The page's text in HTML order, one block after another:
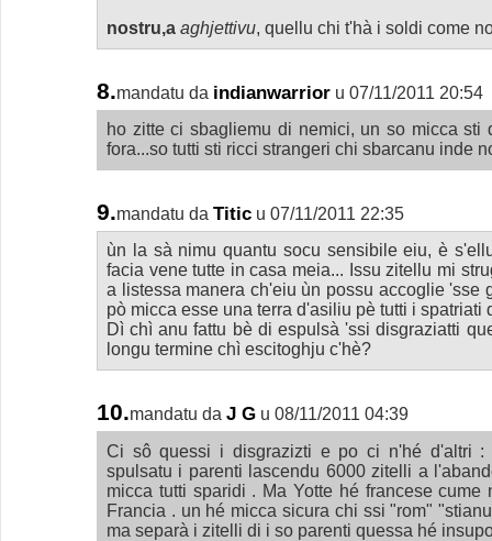
nostru,a aghjettivu, quellu chi t'hà i soldi come
8.mandatu da indianwarrior u 07/11/2011 20:54
ho zitte ci sbagliemu di nemici, un so micca sti
fora...so tutti sti ricci strangeri chi sbarcanu inde
9.mandatu da Titic u 07/11/2011 22:35
ùn la sà nimu quantu socu sensibile eiu, è
facia vene tutte in casa meia... Issu zitellu mi
a listessa manera ch'eiu ùn possu accoglie 'sse
pò micca esse una terra d'asiliu pè tutti i spatriati
Dì chì anu fattu bè di espulsà 'ssi disgraziatti
longu termine chì escitoghju c'hè?
10.mandatu da J G u 08/11/2011 04:39
Ci sô quessi i disgrazizti e po ci n'hé d'altri
spulsatu i parenti lascendu 6000 zitelli a
micca tutti sparidi . Ma Yotte hé francese
Francia . un hé micca sicura chi ssi "rom"
ma separà i zitelli di i so parenti quessa hé